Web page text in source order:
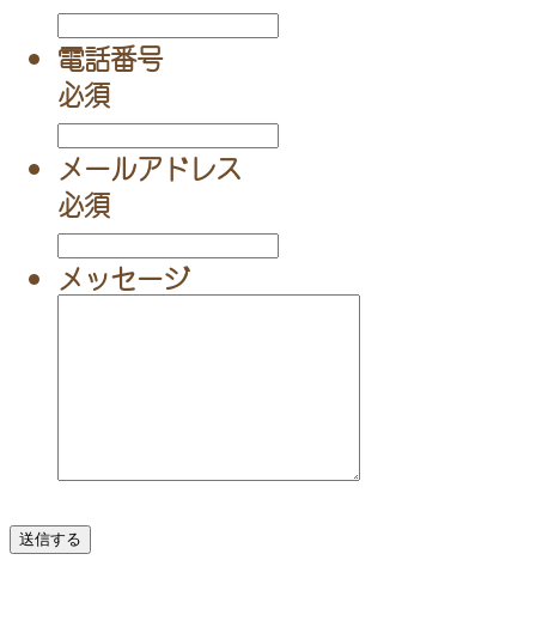
電話番号
必須
メールアドレス
必須
メッセージ